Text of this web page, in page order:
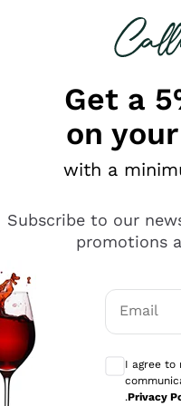
looking for
è male ma secondo
Get a
on
with a
Subscribe to our
promotions
Email
I agree to
.Privacy